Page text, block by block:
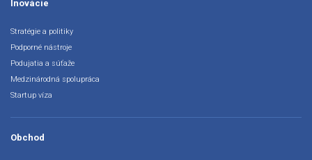
Inovácie
Stratégie a politiky
Podporné nástroje
Podujatia a súťaže
Medzinárodná spolupráca
Startup víza
Obchod